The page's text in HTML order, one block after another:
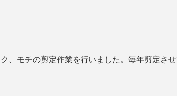
、モチの剪定作業を行いました。毎年剪定さ